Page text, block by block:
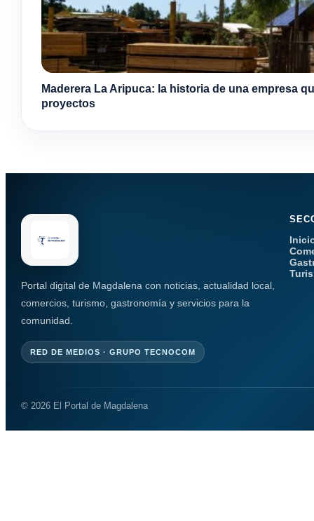
Maderera La Aripuca: la historia de una empresa
proyectos
Portal digital de Magdalena con noticias, actualidad local,
comercios, turismo, gastronomía y servicios para la
comunidad.
RED DE MEDIOS · GRUPO TECNOCOM
© 2026 El Portal de Magdalena